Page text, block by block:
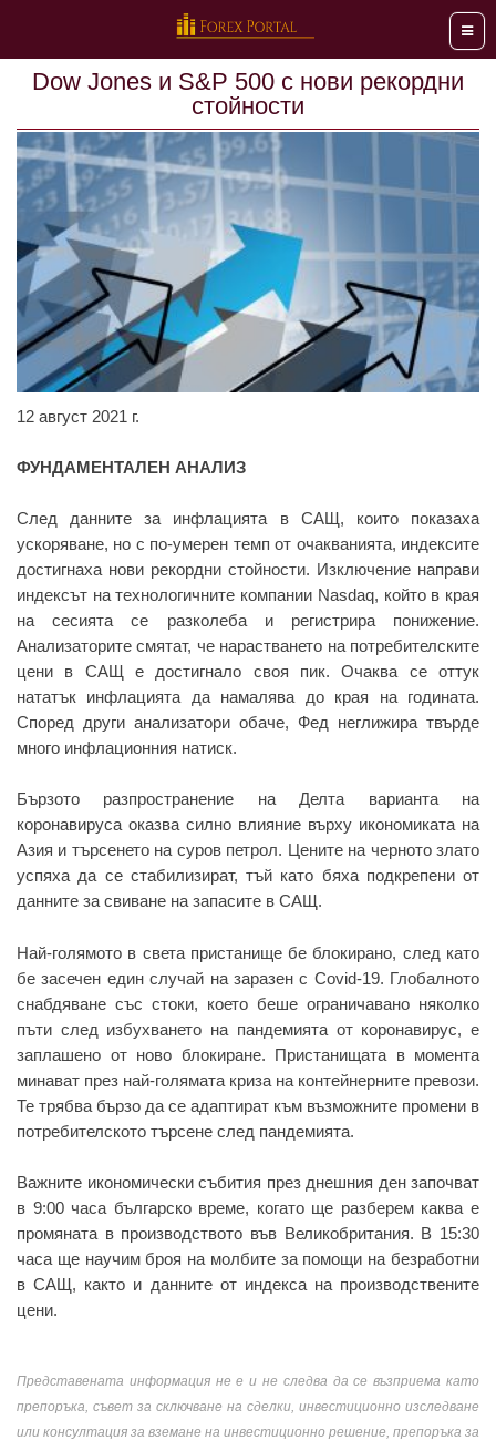
Меню
Dow Jones и S&P 500 с нови рекордни
стойности
12 август 2021 г.
ФУНДАМЕНТАЛЕН АНАЛИЗ
След данните за инфлацията в САЩ, които показаха
ускоряване, но с по-умерен темп от очакванията, индексите
достигнаха нови рекордни стойности. Изключение направи
индексът на технологичните компании Nasdaq, който в края
на сесията се разколеба и регистрира понижение.
Анализаторите смятат, че нарастването на потребителските
цени в САЩ е достигнало своя пик. Очаква се оттук
нататък инфлацията да намалява до края на годината.
Според други анализатори обаче, Фед неглижира твърде
много инфлационния натиск.
Бързото разпространение на Делта варианта на
коронавируса оказва силно влияние върху икономиката на
Азия и търсенето на суров петрол. Цените на черното злато
успяха да се стабилизират, тъй като бяха подкрепени от
данните за свиване на запасите в САЩ.
Най-голямото в света пристанище бе блокирано, след като
бе засечен един случай на заразен с Covid-19. Глобалното
снабдяване със стоки, което беше ограничавано няколко
пъти след избухването на пандемията от коронавирус, е
заплашено от ново блокиране. Пристанищата в момента
минават през най-голямата криза на контейнерните превози.
Те трябва бързо да се адаптират към възможните промени в
потребителското търсене след пандемията.
Важните икономически събития през днешния ден започват
в 9:00 часа българско време, когато ще разберем каква е
промяната в производството във Великобритания. В 15:30
часа ще научим броя на молбите за помощи на безработни
в САЩ, както и данните от индекса на производствените
цени.
Представената информация не е и не следва да се възприема като
препоръка, съвет за сключване на сделки, инвестиционно изследване
или консултация за вземане на инвестиционно решение, препоръка за